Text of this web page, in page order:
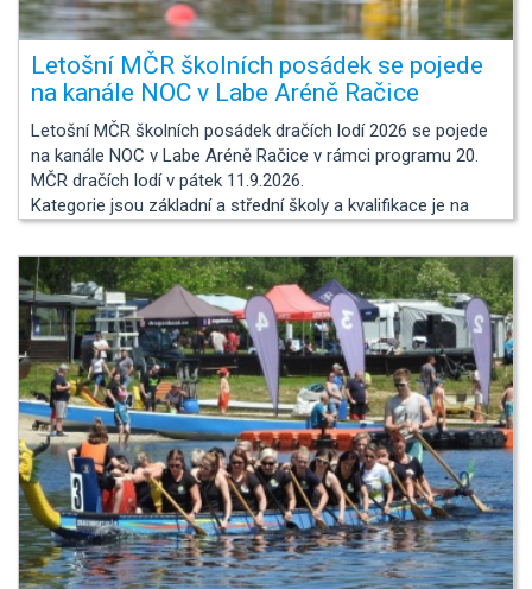
Letošní MČR školních posádek se pojede
na kanále NOC v Labe Aréně Račice
Letošní MČR školních posádek dračích lodí 2026 se pojede
na kanále NOC v Labe Aréně Račice v rámci programu 20.
MČR dračích lodí v pátek 11.9.2026.
Kategorie jsou základní a střední školy a kvalifikace je na
základě výsledků regionálních závodů.